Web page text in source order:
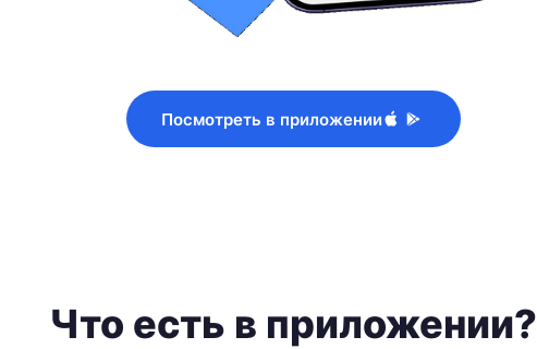
Посмотреть в приложении
Что есть в приложении?